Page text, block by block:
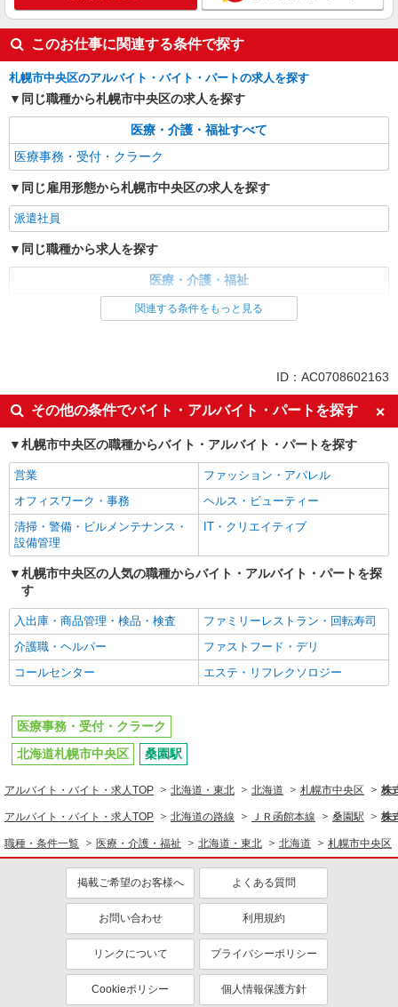
このお仕事に関連する条件で探す
札幌市中央区のアルバイト・バイト・パートの求人を探す
同じ職種から札幌市中央区の求人を探す
医療・介護・福祉すべて
医療事務・受付・クラーク
同じ雇用形態から札幌市中央区の求人を探す
派遣社員
同じ職種から求人を探す
医療・介護・福祉
医療事務・受付・クラーク関連する条件をもっと見る
ID：AC0708602163
その他の条件でバイト・アルバイト・パートを探す
札幌市中央区の職種からバイト・アルバイト・パートを探す
営業
ファッション・アパレル
オフィスワーク・事務
ヘルス・ビューティー
清掃・警備・ビルメンテナンス・
設備管理
IT・クリエイティブ
札幌市中央区の人気の職種からバイト・アルバイト・パートを探
す
入出庫・商品管理・検品・検査
ファミリーレストラン・回転寿司
介護職・ヘルパー
ファストフード・デリ
コールセンター
エステ・リフレクソロジー
医療事務・受付・クラーク
北海道札幌市中央区
桑園駅
アルバイト・バイト・求人TOP 北海道・東北 北海道 札幌市中央区 株
アルバイト・バイト・求人TOP 北海道の路線 ＪＲ函館本線 桑園駅 株
職種・条件一覧 医療・介護・福祉 北海道・東北 北海道 札幌市中央区
掲載ご希望のお客様へ よくある質問
お問い合わせ 利用規約
リンクについて プライバシーポリシー
Cookieポリシー 個人情報保護方針